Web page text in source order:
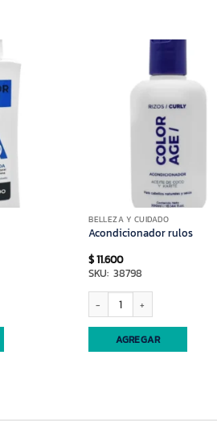
BELLEZA Y CUIDADO
Acondicionador rulos
$11.600
SKU: 38798
Acondicionador rulos cantidad
AGREGAR